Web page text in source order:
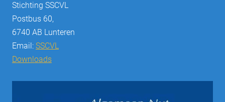
Stichting SSCVL
Postbus 60,
6740 AB Lunteren
Email: SSCVL
Downloads